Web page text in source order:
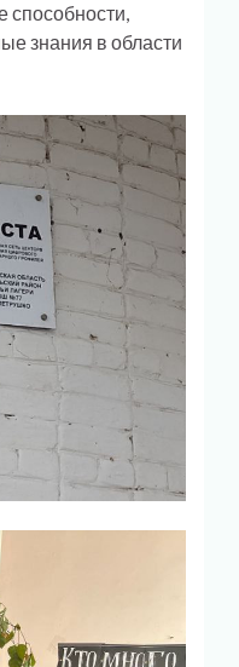
способности,
знания в области